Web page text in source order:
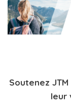
Soutenez
leur